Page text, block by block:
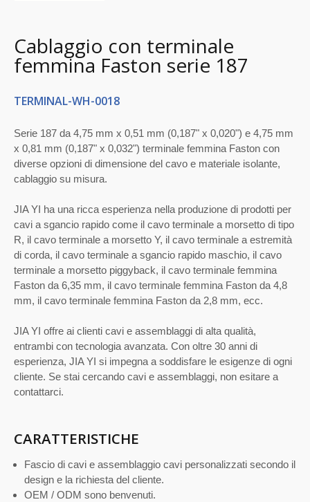
Cablaggio con terminale
femmina Faston serie 187
TERMINAL-WH-0018
Serie 187 da 4,75 mm x 0,51 mm (0,187" x 0,020") e 4,75 mm
x 0,81 mm (0,187" x 0,032") terminale femmina Faston con
diverse opzioni di dimensione del cavo e materiale isolante,
cablaggio su misura.
JIA YI ha una ricca esperienza nella produzione di prodotti per
cavi a sgancio rapido come il cavo terminale a morsetto di tipo
R, il cavo terminale a morsetto Y, il cavo terminale a estremità
di corda, il cavo terminale a sgancio rapido maschio, il cavo
terminale a morsetto piggyback, il cavo terminale femmina
Faston da 6,35 mm, il cavo terminale femmina Faston da 4,8
mm, il cavo terminale femmina Faston da 2,8 mm, ecc.
JIA YI offre ai clienti cavi e assemblaggi di alta qualità,
entrambi con tecnologia avanzata. Con oltre 30 anni di
esperienza, JIA YI si impegna a soddisfare le esigenze di ogni
cliente. Se stai cercando cavi e assemblaggi, non esitare a
contattarci.
CARATTERISTICHE
Fascio di cavi e assemblaggio cavi personalizzati secondo il
design e la richiesta del cliente.
OEM / ODM sono benvenuti.